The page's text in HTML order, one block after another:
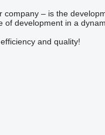
– is the
of development in a
and quality!